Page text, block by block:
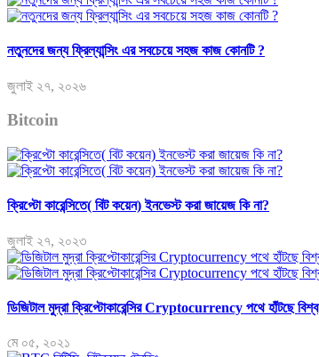
নতুনদের জন্য ফ্রিল্যান্সিং এর সবচেয়ে সহজ কাজ কোনটি ?
জুলাই ২৭, ২০২৬
Bitcoin
ক্রিপ্টো কারেন্সিতে( বিট কয়েন) ইনভেস্ট করা জায়েজ কি না?
জুলাই ২৭, ২০২৩
ডিজিটাল মুদ্রা ক্রিপ্টোকারেন্সির Cryptocurrency পথে হাঁটছে বিশ্ব
মে ০৫, ২০২১